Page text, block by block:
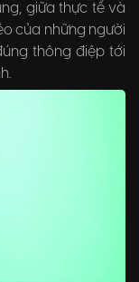
giữa thực tế và
của những người
thông điệp tới